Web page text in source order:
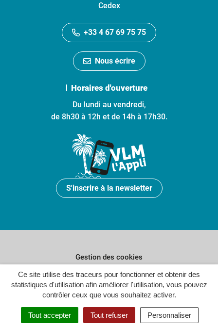
Ce site utilise des traceurs pour fonctionner et obtenir des
statistiques d'utilisation afin améliorer l'utilisation, vous pouvez
contrôler ceux que vous souhaitez activer.
Tout accepter Tout refuser Personnaliser
Cedex
+33 4 67 69 75 75
Nous écrire
Horaires d'ouverture
Du lundi au vendredi,
de 8h30 à 12h et de 14h à 17h30.
S'inscrire à la newsletter
Gestion des cookies
Plan du site
Politique de confidentialité
Crédits